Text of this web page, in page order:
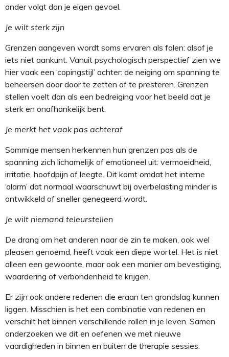
ander volgt dan je eigen gevoel.
Je wilt sterk zijn
Grenzen aangeven wordt soms ervaren als falen: alsof je
iets niet aankunt. Vanuit psychologisch perspectief zien we
hier vaak een ‘copingstijl’ achter: de neiging om spanning te
beheersen door door te zetten of te presteren. Grenzen
stellen voelt dan als een bedreiging voor het beeld dat je
sterk en onafhankelijk bent.
Je merkt het vaak pas achteraf
Sommige mensen herkennen hun grenzen pas als de
spanning zich lichamelijk of emotioneel uit: vermoeidheid,
irritatie, hoofdpijn of leegte. Dit komt omdat het interne
‘alarm’ dat normaal waarschuwt bij overbelasting minder is
ontwikkeld of sneller genegeerd wordt.
Je wilt niemand teleurstellen
De drang om het anderen naar de zin te maken, ook wel
pleasen genoemd, heeft vaak een diepe wortel. Het is niet
alleen een gewoonte, maar ook een manier om bevestiging,
waardering of verbondenheid te krijgen.
Er zijn ook andere redenen die eraan ten grondslag kunnen
liggen. Misschien is het een combinatie van redenen en
verschilt het binnen verschillende rollen in je leven. Samen
onderzoeken we dit en oefenen we met nieuwe
vaardigheden in binnen en buiten de therapie sessies.